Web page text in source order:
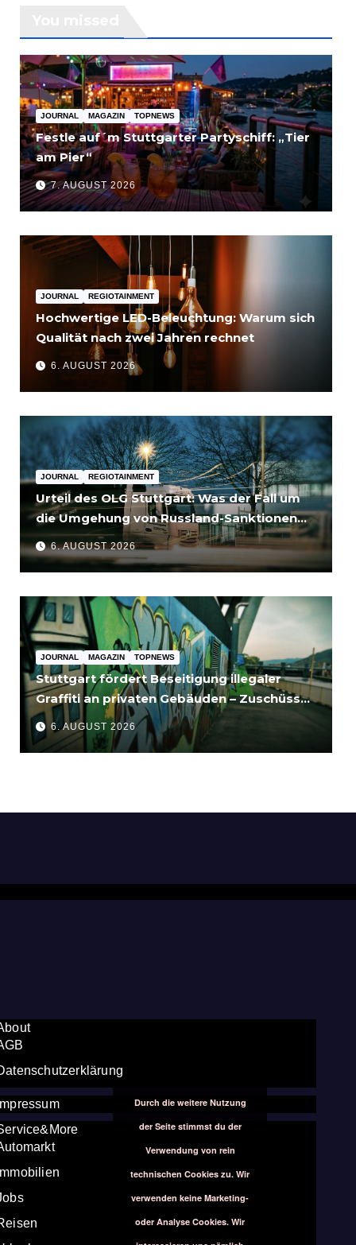
JOURNAL MAGAZIN TOPNEWS
Festle auf´m Stuttgarter Partyschiff: „Tier
am Pier“
7. AUGUST 2026
JOURNAL REGIOTAINMENT
Hochwertige LED-Beleuchtung: Warum sich
Qualität nach zwei Jahren rechnet
6. AUGUST 2026
JOURNAL REGIOTAINMENT
Urteil des OLG Stuttgart: Was der Fall um
die Umgehung von Russland-Sanktionen
für Unternehmen bedeutet
6. AUGUST 2026
JOURNAL MAGAZIN TOPNEWS
Stuttgart fördert Beseitigung illegaler
Graffiti an privaten Gebäuden – Zuschüsse
bis 3.500 Euro
6. AUGUST 2026
Durch die weitere Nutzung
der Seite stimmst du der
Verwendung von rein
technischen Cookies zu. Wir
verwenden keine Marketing-
oder Analyse Cookies. Wir